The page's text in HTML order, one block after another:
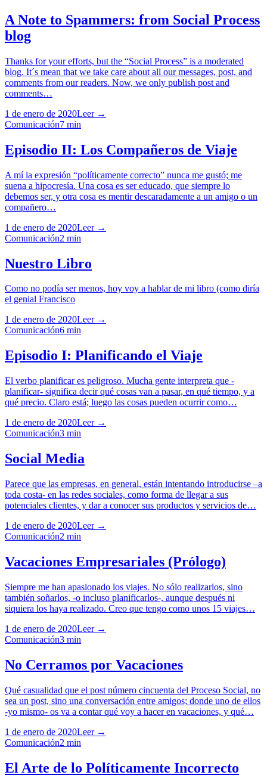
A Note to Spammers: from Social Process
blog
Thanks for your efforts, but the “Social Process” is a moderated
blog. It´s mean that we take care about all our messages, post, and
comments from our readers. Now, we only publish post and
comments…
1 de enero de 2020Leer →
Comunicación7 min
Episodio II: Los Compañeros de Viaje
A mí la expresión “políticamente correcto” nunca me gustó; me
suena a hipocresía. Una cosa es ser educado, que siempre lo
debemos ser, y otra cosa es mentir descaradamente a un amigo o un
compañero…
1 de enero de 2020Leer →
Comunicación2 min
Nuestro Libro
Como no podía ser menos, hoy voy a hablar de mi libro (como diría
el genial Francisco
1 de enero de 2020Leer →
Comunicación6 min
Episodio I: Planificando el Viaje
El verbo planificar es peligroso. Mucha gente interpreta que -
planificar- significa decir qué cosas van a pasar, en qué tiempo, y a
qué precio. Claro está; luego las cosas pueden ocurrir como…
1 de enero de 2020Leer →
Comunicación3 min
Social Media
Parece que las empresas, en general, están intentando introducirse –a
toda costa- en las redes sociales, como forma de llegar a sus
potenciales clientes, y dar a conocer sus productos y servicios de…
1 de enero de 2020Leer →
Comunicación2 min
Vacaciones Empresariales (Prólogo)
Siempre me han apasionado los viajes. No sólo realizarlos, sino
también soñarlos, -o incluso planificarlos-, aunque después ni
siquiera los haya realizado. Creo que tengo como unos 15 viajes…
1 de enero de 2020Leer →
Comunicación3 min
No Cerramos por Vacaciones
Qué casualidad que el post número cincuenta del Proceso Social, no
sea un post, sino una conversación entre amigos; donde uno de ellos
-yo mismo- os va a contar qué voy a hacer en vacaciones, y qué…
1 de enero de 2020Leer →
Comunicación2 min
El Arte de lo Políticamente Incorrecto